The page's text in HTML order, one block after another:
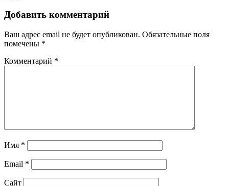
Добавить комментарий
Ваш адрес email не будет опубликован. Обязательные поля
помечены *
Комментарий *
Имя *
Email *
Сайт